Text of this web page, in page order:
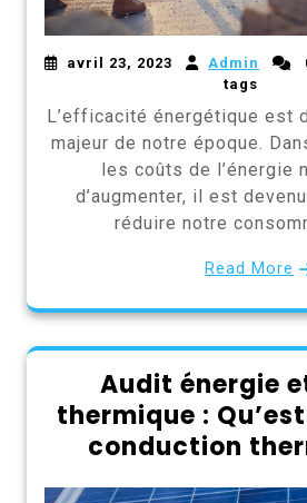
avril 23, 2023 Admin
tags
L’efficacité énergétique est
majeur de notre époque.
les coûts de l’énergie
d’augmenter, il est
réduire notre
Read More
Audit énergie
thermique :
conduction